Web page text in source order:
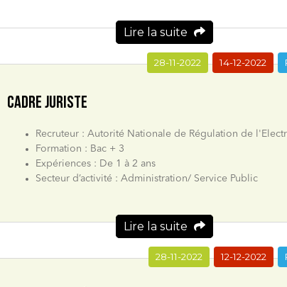
Lire la suite
CADRE JURISTE
Recruteur : Autorité Nationale de Régulation de
Formation : Bac + 3
Expériences : De 1 à 2 ans
Secteur d’activité : Administration/ Service Public
Lire la suite
14-12-2022
28-11-2022
12-12-2022
28-11-2022